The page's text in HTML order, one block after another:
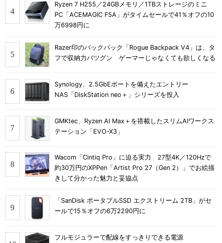
Ryzen 7 H255／24GBメモリ／1TBストレージのミニ
PC「ACEMAGIC F5A」がタイムセールで41％オフの10
万6998円に
Razer印のバックパック「Rogue Backpack V4」は、タ
フで収納力バツグン ゲーマーじゃなくても欲しくなる
Synology、2.5GbEポートを備えたエントリー
NAS「DiskStation neo＋」シリーズを投入
GMKtec、Ryzen AI Max＋を搭載したスリムAIワークス
テーション「EVO-X3」
Wacom「Cintiq Pro」に迫る実力 27型4K／120Hzで
約30万円のXPPen「Artist Pro 27（Gen 2）」でお絵描
きして分かった魅力と妥協点
「SanDisk ポータブルSSD エクストリーム 2TB」がセ
ールで15％オフの6万2290円に
フルモジュラーで配線をすっきりできる電源